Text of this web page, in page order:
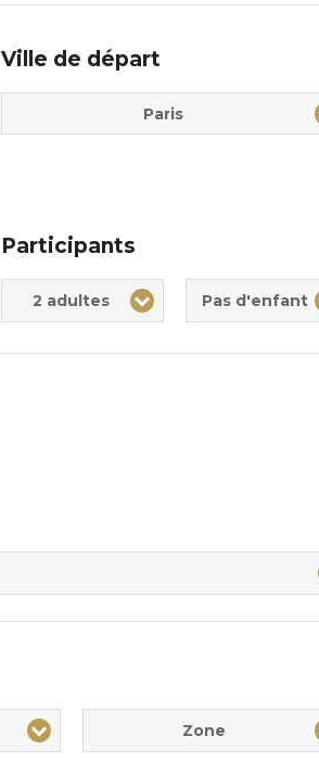
Ville de départ
Paris
Participants
2 adultes Pas d'enfant
Zone